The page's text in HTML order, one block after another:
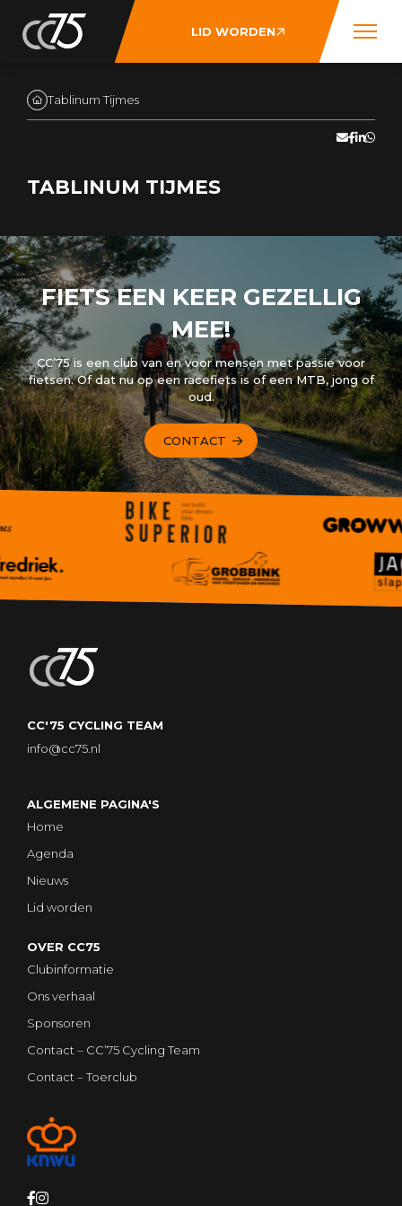
LID WORDEN
Tablinum Tijmes
TABLINUM TIJMES
FIETS EEN KEER GEZELLIG
MEE!
CC’75 is een club van en voor mensen met passie voor
fietsen. Of dat nu op een racefiets is of een MTB, jong of
oud.
CONTACT
CC'75 CYCLING TEAM
info@cc75.nl
ALGEMENE PAGINA'S
Home
Agenda
Nieuws
Lid worden
OVER CC75
Clubinformatie
Ons verhaal
Sponsoren
Contact – CC’75 Cycling Team
Contact – Toerclub